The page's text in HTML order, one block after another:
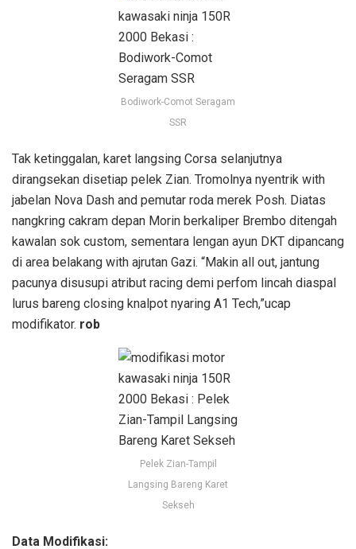
Bodiwork-Comot Seragam
SSR
Tak ketinggalan, karet langsing Corsa selanjutnya
dirangsekan disetiap pelek Zian. Tromolnya nyentrik with
jabelan Nova Dash and pemutar roda merek Posh. Diatas
nangkring cakram depan Morin berkaliper Brembo ditengah
kawalan sok custom, sementara lengan ayun DKT dipancang
di area belakang with ajrutan Gazi. “Makin all out, jantung
pacunya disusupi atribut racing demi perfom lincah diaspal
lurus bareng closing knalpot nyaring A1 Tech,”ucap
modifikator. rob
Pelek Zian-Tampil
Langsing Bareng Karet
Sekseh
Data Modifikasi: